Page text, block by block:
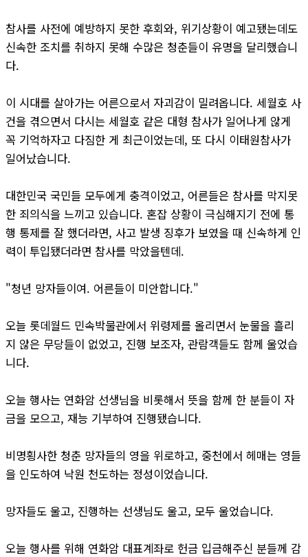
참사를 사전에 예방하지 못한 후회와, 위기상황이 예고됐는데도
신속한 조치를 취하지 못해 수많은 청춘들이 유명을 달리했습니
다.
이 시대를 살아가는 어른으로서 자괴감이 밀려옵니다. 세월호 사
건을 겪으면서 다시는 세월호 같은 대형 참사가 일어나게 않게
꼭 기억하자고 다짐한 게 최근이었는데, 또 다시 이태원참사가
일어났습니다.
대한민국 국민들 모두에게 충격이었고, 어른들은 참사를 막지못
한 죄의식을 느끼고 있습니다. 혼잡 상황이 극심해지기 전에 통
행 통제를 잘 했더라면, 사고 발생 징후가 보였을 때 신속하게 인
력이 투입됐더라면 참사를 막았을텐데.
"청년 망자들이여. 어른들이 미안합니다."
오늘 롯데월드 민속박물관에서 위령제를 올리면서 눈물을 흘리
지 않은 무당들이 없었고, 진행 보조자, 관람객들도 함께 울었습
니다.
오늘 행사는 연화암 선생님을 비롯해서 뜻을 함께 한 분들이 자
금을 모으고, 재능 기부하여 진행됐습니다.
비명횡사한 청춘 망자들의 영을 위로하고, 중천에서 헤매는 영들
을 인도하여 낙원 천도하는 정성이었습니다.
망자들도 울고, 진행하는 선생님도 울고, 모두 울었습니다.
오늘 행사를 위해 연화암 대표계좌로 헌금 입금해주신 분들께 감